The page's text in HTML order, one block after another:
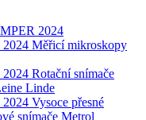
2024
Měřicí mikroskopy
Rotační snímače
Linde
Vysoce přesné
snímače Metrol